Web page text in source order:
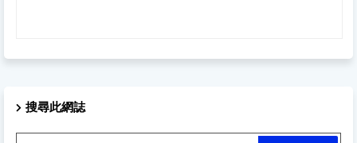
搜尋此網誌